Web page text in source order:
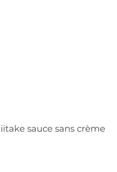
sauce sans crème